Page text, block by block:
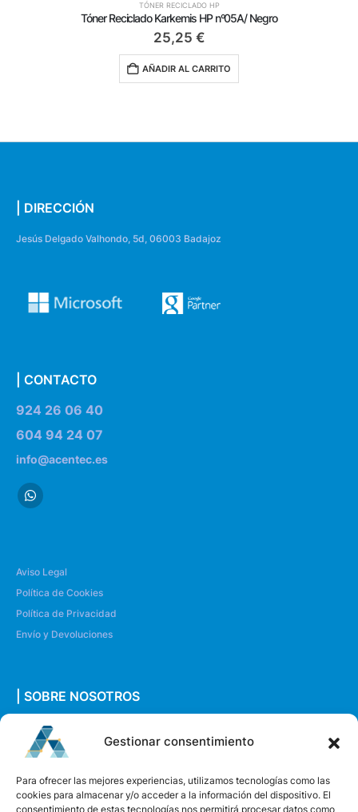
Gestionar consentimiento
Para ofrecer las mejores experiencias, utilizamos tecnologías como las
cookies para almacenar y/o acceder a la información del dispositivo. El
consentimiento de estas tecnologías nos permitirá procesar datos como
TÓNER RECICLADO HP
Tóner Reciclado Karkemis HP nº05A/ Negro
25,25 €
AÑADIR AL CARRITO
| DIRECCIÓN
Jesús Delgado Valhondo, 5d, 06003 Badajoz
| CONTACTO
924 26 06 40
604 94 24 07
info@acentec.es
Aviso Legal
Política de Cookies
Política de Privacidad
Envío y Devoluciones
| SOBRE NOSOTROS
Quiénes somos
Envíanos un mensaje